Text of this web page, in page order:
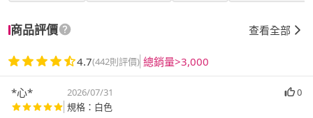
商品評價 查看全部
4.7(442則評價) 總銷量>3,000
*心* 2026/07/31
0
規格：白色